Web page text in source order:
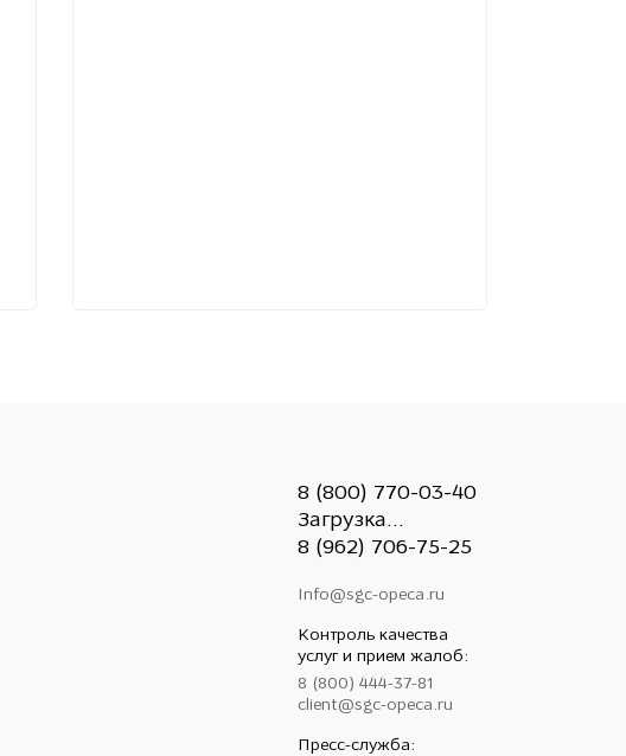
8 (800) 770-03-40
Загрузка...
8 (962) 706-75-25
Info@sgc-opeca.ru
Контроль качества
услуг и прием жалоб:
8 (800) 444-37-81
client@sgc-opeca.ru
Пресс-служба: